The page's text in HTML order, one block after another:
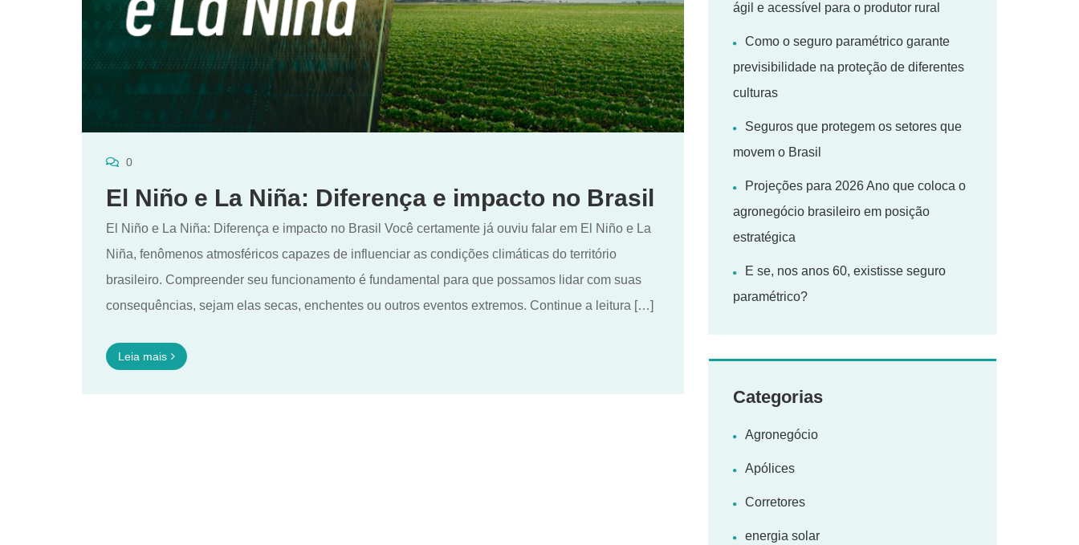
0
El Niño e La Niña: Diferença e impacto no Brasil
El Niño e La Niña: Diferença e impacto no Brasil Você certamente já ouviu falar em El Niño e La
Niña, fenômenos atmosféricos capazes de influenciar as condições climáticas do território
brasileiro. Compreender seu funcionamento é fundamental para que possamos lidar com suas
consequências, sejam elas secas, enchentes ou outros eventos extremos. Continue a leitura […]
Leia mais
ágil e acessível para o produtor rural
Como o seguro paramétrico garante
previsibilidade na proteção de diferentes
culturas
Seguros que protegem os setores que
movem o Brasil
Projeções para 2026 Ano que coloca o
agronegócio brasileiro em posição
estratégica
E se, nos anos 60, existisse seguro
paramétrico?
Categorias
Agronegócio
Apólices
Corretores
energia solar